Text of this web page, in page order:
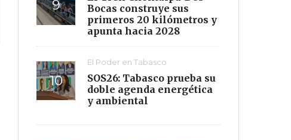
Bocas construye sus
primeros 20 kilómetros y
apunta hacia 2028
El Poder en Tabasco
SOS26: Tabasco prueba su
doble agenda energética
y ambiental